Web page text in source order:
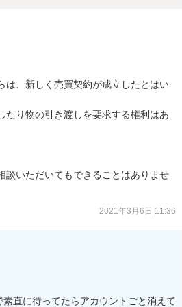
は、新しく売買契約が成立したとはい
たり物の引き渡しを要求する権利はあ
談いただいてもできることはありませ
2021年3月6日 11:36
直に待ってたらアカウントごと消えて